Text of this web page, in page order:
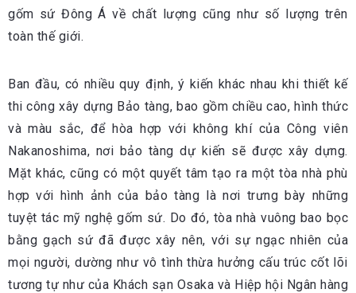
gốm sứ Đông Á về chất lượng cũng như số lượng trên
toàn thế giới.
Ban đầu, có nhiều quy định, ý kiến khác nhau khi thiết kế
thi công xây dựng Bảo tàng, bao gồm chiều cao, hình thức
và màu sắc, để hòa hợp với không khí của Công viên
Nakanoshima, nơi bảo tàng dự kiến sẽ được xây dựng.
Mặt khác, cũng có một quyết tâm tạo ra một tòa nhà phù
hợp với hình ảnh của bảo tàng là nơi trưng bày những
tuyệt tác mỹ nghệ gốm sứ. Do đó, tòa nhà vuông bao bọc
bằng gạch sứ đã được xây nên, với sự ngạc nhiên của
mọi người, dường như vô tình thừa hưởng cấu trúc cốt lõi
tương tự như của Khách sạn Osaka và Hiệp hội Ngân hàng